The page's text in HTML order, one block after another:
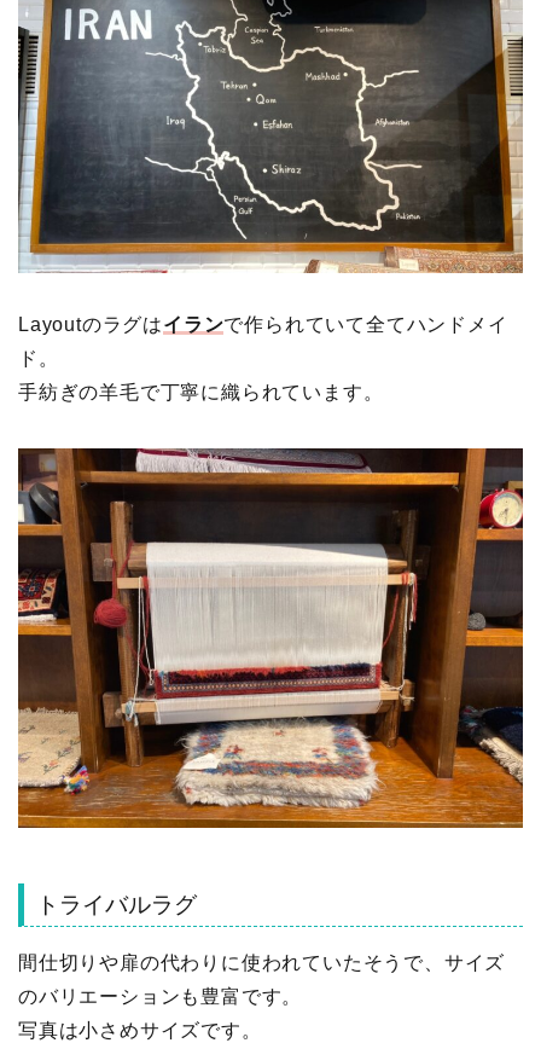
Layoutのラグはイランで作られていて全てハンドメイ
ド。
手紡ぎの羊毛で丁寧に織られています。
トライバルラグ
間仕切りや扉の代わりに使われていたそうで、サイズ
のバリエーションも豊富です。
写真は小さめサイズです。